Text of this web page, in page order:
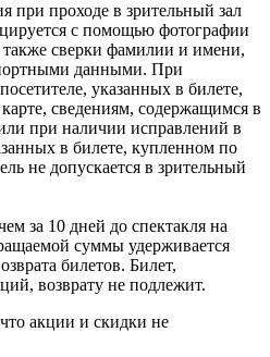
при проходе в зрительный зал
с помощью фотографии
сверки фамилии и имени,
данными. При
указанных в билете,
сведениям, содержащимся в
при наличии исправлений в
в билете, купленном по
не допускается в зрительный
за 10 дней до спектакля на
суммы удерживается
билетов. Билет,
возврату не подлежит.
акции и скидки не